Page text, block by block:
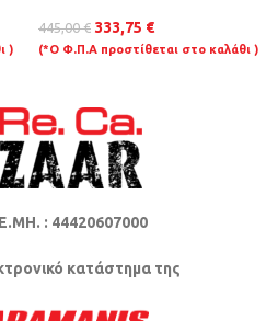
)
445,00€ 333,75 €
(*Ο Φ.Π.Α προστίθεται στο καλάθι )
: 44420607000
κατάστημα της